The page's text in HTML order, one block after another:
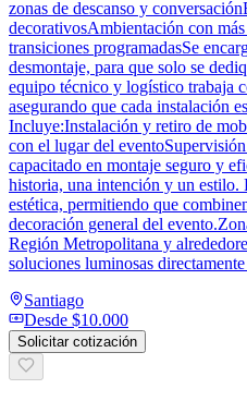
zonas de descanso y
decorativosAmbientación con
transiciones programadasSe
desmontaje, para que solo se
equipo técnico y logístico trabaja
asegurando que cada instalación
Incluye:Instalación y retiro de
con el lugar del
capacitado en montaje seguro y
historia, una intención y un estilo.
estética, permitiendo que
decoración general del
Región Metropolitana y
soluciones luminosas
Santiago
Desde $10.000
Solicitar cotización